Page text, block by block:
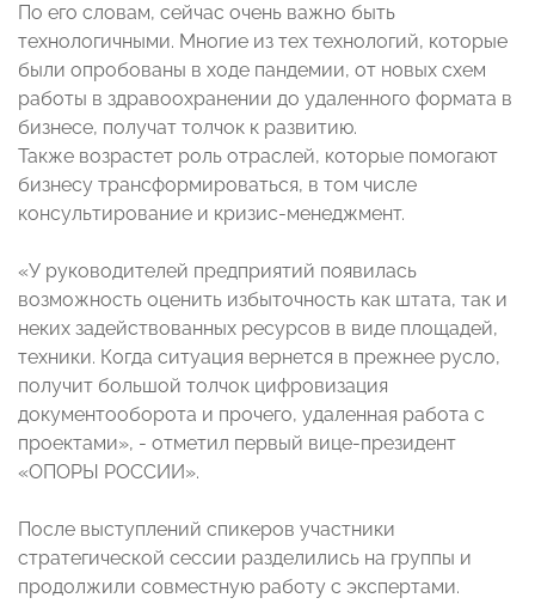
По его словам, сейчас очень важно быть
технологичными. Многие из тех технологий, которые
были опробованы в ходе пандемии, от новых схем
работы в здравоохранении до удаленного формата в
бизнесе, получат толчок к развитию.
Также возрастет роль отраслей, которые помогают
бизнесу трансформироваться, в том числе
консультирование и кризис-менеджмент.
«У руководителей предприятий появилась
возможность оценить избыточность как штата, так и
неких задействованных ресурсов в виде площадей,
техники. Когда ситуация вернется в прежнее русло,
получит большой толчок цифровизация
документооборота и прочего, удаленная работа с
проектами», - отметил первый вице-президент
«ОПОРЫ РОССИИ».
После выступлений спикеров участники
стратегической сессии разделились на группы и
продолжили совместную работу с экспертами.